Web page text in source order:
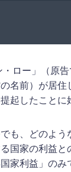
ロー」（原
名前）が居
起したことに
も、どのよ
国家の利益
家利益」の